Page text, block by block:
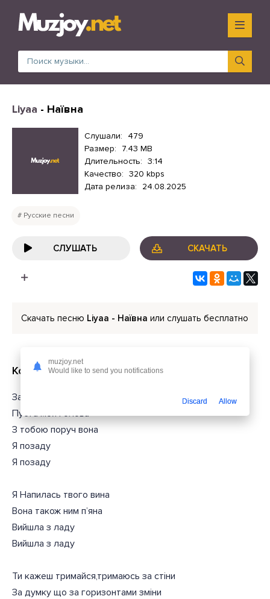
Liyaa - Наївна
Слушали:
479
Размер:
7.43 MB
Длительность: 3:14
Качество: 320 kbps
Дата релиза:
24.08.2025
Русские песни
СЛУШАТЬ СКАЧАТЬ
Скачать песню Liyaa - Наївна или слушать бесплатно
Короткий текст из песни
Занадто наівна я
Пуста моя голова
З тобою поруч вона
Я позаду
Я позаду
Я Напилась твого вина
Вона також ним пʼяна
Вийшла з ладу
Вийшла з ладу
Ти кажеш тримайся,тримаюсь за стіни
За думку що за горизонтами зміни
muzjoy.net
Would like to send you notifications
Discard Allow